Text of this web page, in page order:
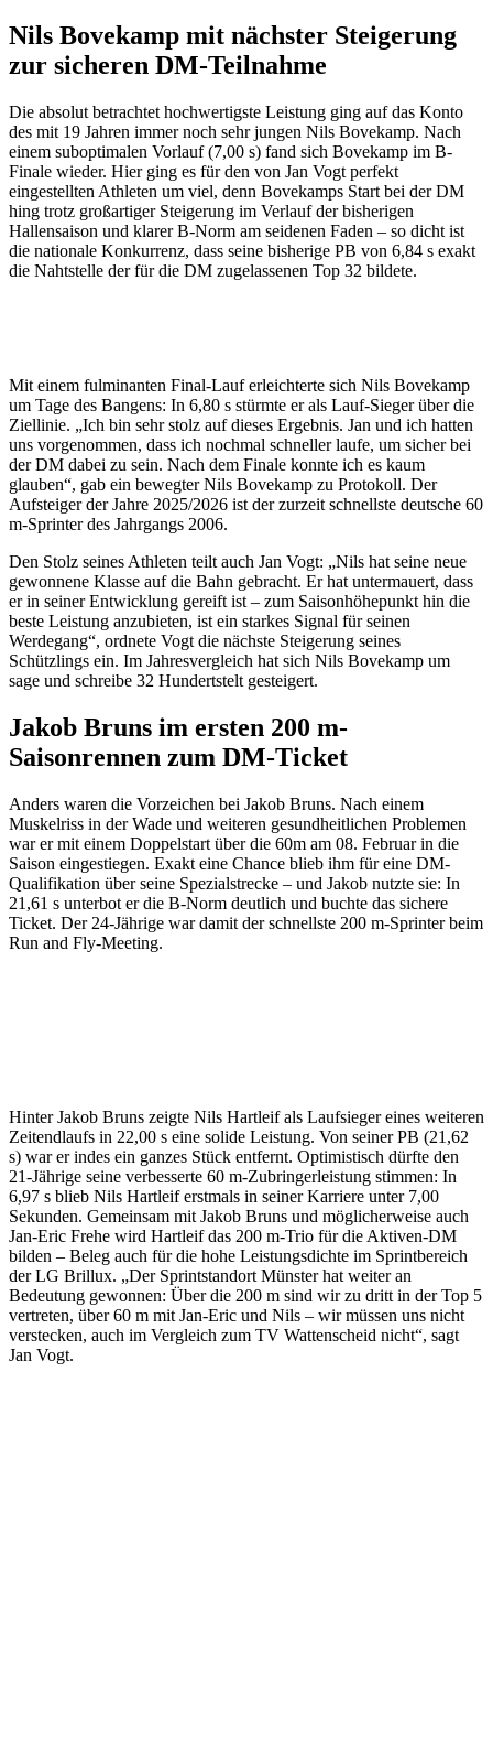
Nils Bovekamp mit nächster Steigerung
zur sicheren DM-Teilnahme
Die absolut betrachtet hochwertigste Leistung ging auf das Konto
des mit 19 Jahren immer noch sehr jungen Nils Bovekamp. Nach
einem suboptimalen Vorlauf (7,00 s) fand sich Bovekamp im B-
Finale wieder. Hier ging es für den von Jan Vogt perfekt
eingestellten Athleten um viel, denn Bovekamps Start bei der DM
hing trotz großartiger Steigerung im Verlauf der bisherigen
Hallensaison und klarer B-Norm am seidenen Faden – so dicht ist
die nationale Konkurrenz, dass seine bisherige PB von 6,84 s exakt
die Nahtstelle der für die DM zugelassenen Top 32 bildete.
Mit einem fulminanten Final-Lauf erleichterte sich Nils Bovekamp
um Tage des Bangens: In 6,80 s stürmte er als Lauf-Sieger über die
Ziellinie. „Ich bin sehr stolz auf dieses Ergebnis. Jan und ich hatten
uns vorgenommen, dass ich nochmal schneller laufe, um sicher bei
der DM dabei zu sein. Nach dem Finale konnte ich es kaum
glauben“, gab ein bewegter Nils Bovekamp zu Protokoll. Der
Aufsteiger der Jahre 2025/2026 ist der zurzeit schnellste deutsche 60
m-Sprinter des Jahrgangs 2006.
Den Stolz seines Athleten teilt auch Jan Vogt: „Nils hat seine neue
gewonnene Klasse auf die Bahn gebracht. Er hat untermauert, dass
er in seiner Entwicklung gereift ist – zum Saisonhöhepunkt hin die
beste Leistung anzubieten, ist ein starkes Signal für seinen
Werdegang“, ordnete Vogt die nächste Steigerung seines
Schützlings ein. Im Jahresvergleich hat sich Nils Bovekamp um
sage und schreibe 32 Hundertstelt gesteigert.
Jakob Bruns im ersten 200 m-
Saisonrennen zum DM-Ticket
Anders waren die Vorzeichen bei Jakob Bruns. Nach einem
Muskelriss in der Wade und weiteren gesundheitlichen Problemen
war er mit einem Doppelstart über die 60m am 08. Februar in die
Saison eingestiegen. Exakt eine Chance blieb ihm für eine DM-
Qualifikation über seine Spezialstrecke – und Jakob nutzte sie: In
21,61 s unterbot er die B-Norm deutlich und buchte das sichere
Ticket. Der 24-Jährige war damit der schnellste 200 m-Sprinter beim
Run and Fly-Meeting.
Hinter Jakob Bruns zeigte Nils Hartleif als Laufsieger eines weiteren
Zeitendlaufs in 22,00 s eine solide Leistung. Von seiner PB (21,62
s) war er indes ein ganzes Stück entfernt. Optimistisch dürfte den
21-Jährige seine verbesserte 60 m-Zubringerleistung stimmen: In
6,97 s blieb Nils Hartleif erstmals in seiner Karriere unter 7,00
Sekunden. Gemeinsam mit Jakob Bruns und möglicherweise auch
Jan-Eric Frehe wird Hartleif das 200 m-Trio für die Aktiven-DM
bilden – Beleg auch für die hohe Leistungsdichte im Sprintbereich
der LG Brillux. „Der Sprintstandort Münster hat weiter an
Bedeutung gewonnen: Über die 200 m sind wir zu dritt in der Top 5
vertreten, über 60 m mit Jan-Eric und Nils – wir müssen uns nicht
verstecken, auch im Vergleich zum TV Wattenscheid nicht“, sagt
Jan Vogt.